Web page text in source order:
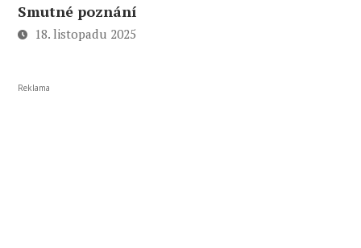
Smutné poznání
18. listopadu 2025
Reklama